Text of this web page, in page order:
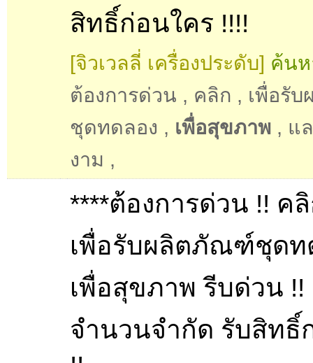
สิทธิ์ก่อนใคร !!!!
[จิวเวลลี่ เครื่องประดับ] ค้น
ต้องการด่วน , คลิก , เพื่อรั
ชุดทดลอง , เพื่อสุขภาพ , แ
งาม ,
****ต้องการด่วน !! ค
เพื่อรับผลิตภัณฑ์ชุดท
เพื่อสุขภาพ รีบด่วน !!
จำนวนจำกัด รับสิทธิ์